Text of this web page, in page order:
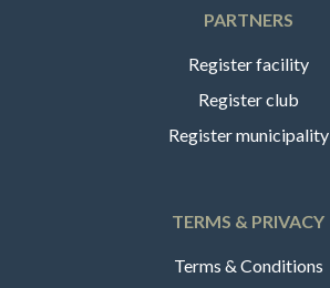
PARTNERS
Register facility
Register club
Register municipality
TERMS & PRIVACY
Terms & Conditions